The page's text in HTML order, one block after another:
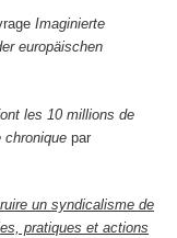
Imaginierte
europäischen
les 10 millions de
chronique par
un syndicalisme de
pratiques et actions